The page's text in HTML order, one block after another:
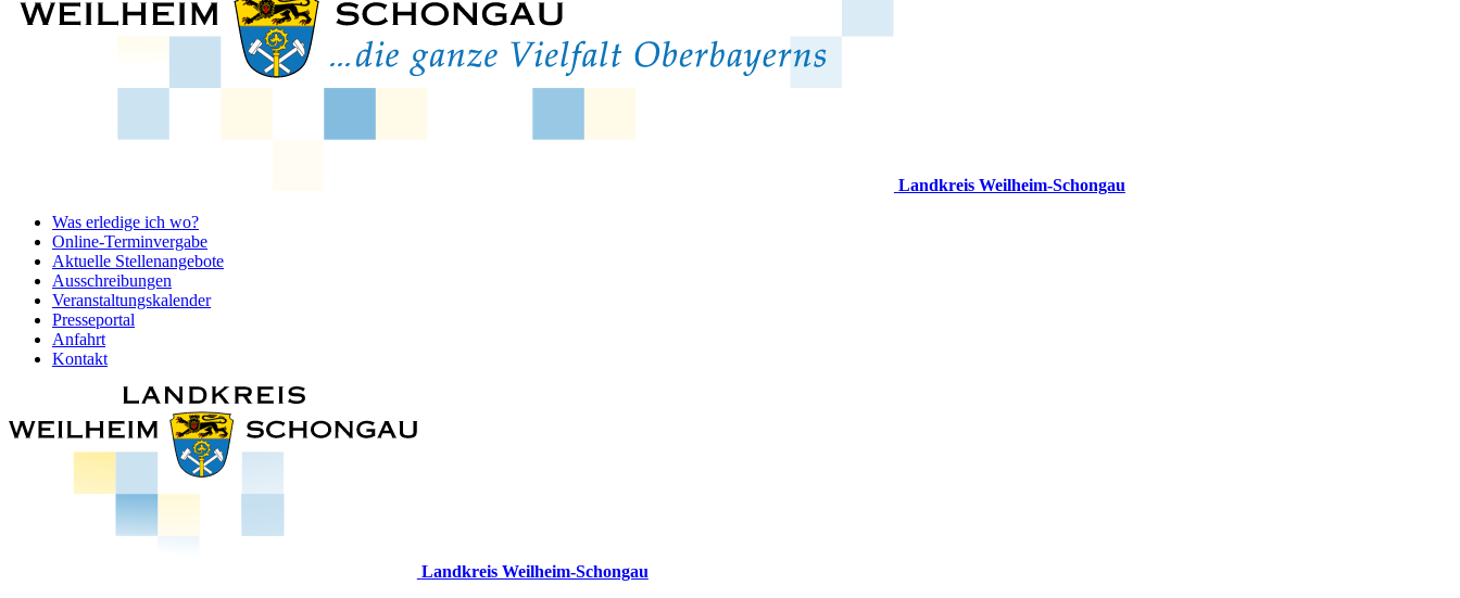
Landkreis Weilheim-Schongau
Was erledige ich wo?
Online-Terminvergabe
Aktuelle Stellenangebote
Ausschreibungen
Veranstaltungskalender
Presseportal
Anfahrt
Kontakt
Landkreis Weilheim-Schongau